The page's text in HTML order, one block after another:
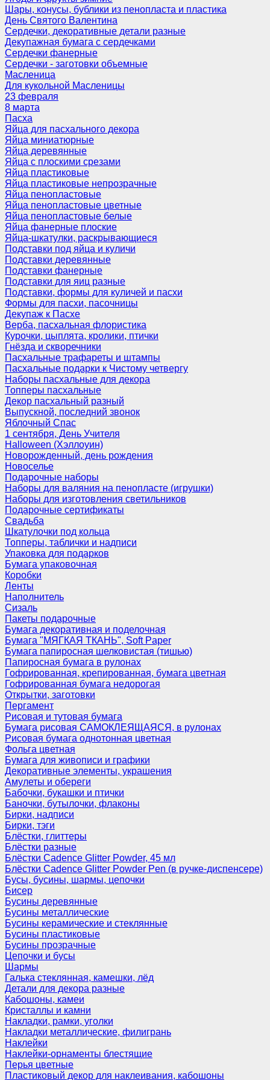
Шары, конусы, бублики из пенопласта и пластика
День Святого Валентина
Сердечки, декоративные детали разные
Декупажная бумага с сердечками
Сердечки фанерные
Сердечки - заготовки объемные
Масленица
Для кукольной Масленицы
23 февраля
8 марта
Пасха
Яйца для пасхального декора
Яйца миниатюрные
Яйца деревянные
Яйца с плоскими срезами
Яйца пластиковые
Яйца пластиковые непрозрачные
Яйца пенопластовые
Яйца пенопластовые цветные
Яйца пенопластовые белые
Яйца фанерные плоские
Яйца-шкатулки, раскрывающиеся
Подставки под яйца и куличи
Подставки деревянные
Подставки фанерные
Подставки для яиц разные
Подставки, формы для куличей и пасхи
Формы для пасхи, пасочницы
Декупаж к Пасхе
Верба, пасхальная флористика
Курочки, цыплята, кролики, птички
Гнёзда и скворечники
Пасхальные трафареты и штампы
Пасхальные подарки к Чистому четвергу
Наборы пасхальные для декора
Топперы пасхальные
Декор пасхальный разный
Выпускной, последний звонок
Яблочный Спас
1 сентября, День Учителя
Halloween (Хэллоуин)
Новорожденный, день рождения
Новоселье
Подарочные наборы
Наборы для валяния на пенопласте (игрушки)
Наборы для изготовления светильников
Подарочные сертификаты
Свадьба
Шкатулочки под кольца
Топперы, таблички и надписи
Упаковка для подарков
Бумага упаковочная
Коробки
Ленты
Наполнитель
Сизаль
Пакеты подарочные
Бумага декоративная и поделочная
Бумага "МЯГКАЯ ТКАНЬ", Soft Paper
Бумага папиросная шелковистая (тишью)
Папиросная бумага в рулонах
Гофрированная, крепированная, бумага цветная
Гофрированная бумага недорогая
Открытки, заготовки
Пергамент
Рисовая и тутовая бумага
Бумага рисовая САМОКЛЕЯЩАЯСЯ, в рулонах
Рисовая бумага однотонная цветная
Фольга цветная
Бумага для живописи и графики
Декоративные элементы, украшения
Амулеты и обереги
Бабочки, букашки и птички
Баночки, бутылочки, флаконы
Бирки, надписи
Бирки, тэги
Блёстки, глиттеры
Блёстки разные
Блёстки Cadence Glitter Powder, 45 мл
Блёстки Cadence Glitter Powder Pen (в ручке-диспенсере)
Бусы, бусины, шармы, цепочки
Бисер
Бусины деревянные
Бусины металлические
Бусины керамические и стеклянные
Бусины пластиковые
Бусины прозрачные
Цепочки и бусы
Шармы
Галька стеклянная, камешки, лёд
Детали для декора разные
Кабошоны, камеи
Кристаллы и камни
Накладки, рамки, уголки
Накладки металлические, филигрань
Наклейки
Наклейки-орнаменты блестящие
Перья цветные
Пластиковый декор для наклеивания, кабошоны